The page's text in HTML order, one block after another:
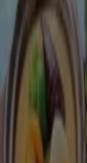
-2 日数